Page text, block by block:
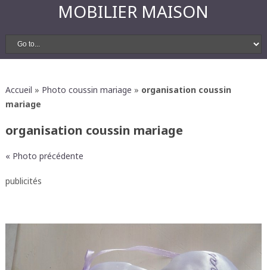
MOBILIER MAISON
Accueil » Photo coussin mariage » organisation coussin
mariage
organisation coussin mariage
« Photo précédente
publicités